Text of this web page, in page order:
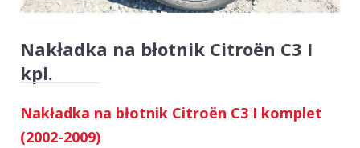
Nakładka na błotnik Citroën C3 I
kpl.
Nakładka na błotnik Citroën C3 I komplet
(2002-2009)